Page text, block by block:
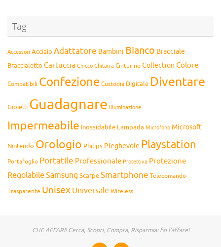
Tag
Accessori Acciaio Adattatore Bambini Bianco Bracciale
Braccialetto Cartuccia Chicco Chitarra Cinturino Collection Colore
Compatibili Confezione Custodia Digitale Diventare
Gioielli Guadagnare Illuminazione
Impermeabile Inossidabile Lampada Microfono Microsoft
Nintendo Orologio Philips Pieghevole Playstation
Portafoglio Portatile Professionale Protettiva Protezione
Regolabile Samsung ScarpeSmartphone Telecomando
Trasparente Unisex Universale Wireless
CHE AFFARI! Cerca, Scopri, Compra, Risparmia: fai l'affare!